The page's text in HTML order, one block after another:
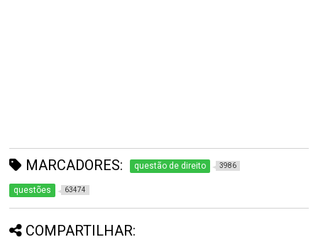
MARCADORES: questão de direito 3986
questões 63474
COMPARTILHAR: